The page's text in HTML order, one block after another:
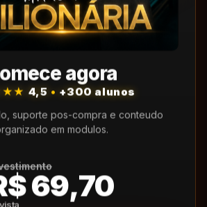
agora
4,5 • +300 alunos
suporte pos-compra e conteudo
em modulos.
69,70